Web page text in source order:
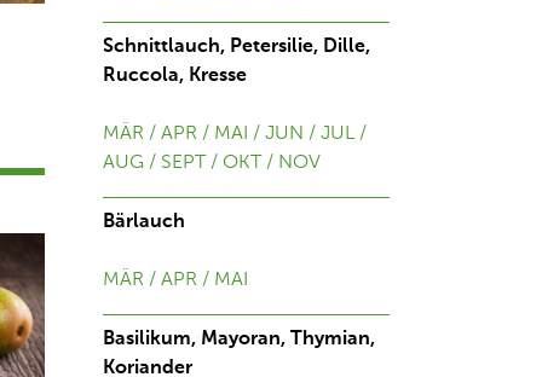
Schnittlauch, Petersilie, Dille,
Ruccola, Kresse
MÄR / APR / MAI / JUN / JUL /
AUG / SEPT / OKT / NOV
Bärlauch
MÄR / APR / MAI
Basilikum, Mayoran, Thymian,
Koriander